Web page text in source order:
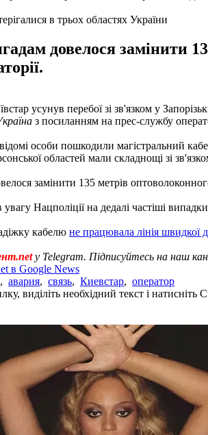
в трьох областях України
довелося замінити
усунув перебої зі зв'язком у
з посиланням на прес-службу
особи пошкодили магістральний
областей мали складнощі зі
замінити 135 метрів
Нацполіції на дедалі частіші
кабелю не працювала лінія швидкої
у Telegram. Підписуйтесь на наш
в Google News
, авария, связь, Киевстар, оператор
виділіть необхідний текст і